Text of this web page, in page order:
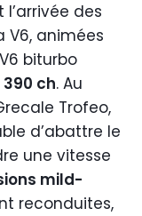
l’arrivée des
V6, animées
biturbo
ch. Au
Trofeo,
d’abattre le
une vitesse
mild-
reconduites,